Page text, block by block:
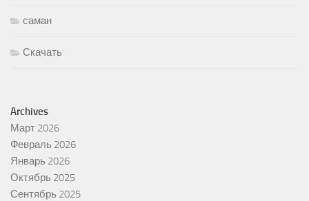
саман
Скачать
Archives
Март 2026
Февраль 2026
Январь 2026
Октябрь 2025
Сентябрь 2025